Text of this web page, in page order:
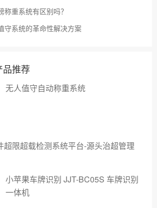
称重系统有区别吗？
守系统的革命性解决方案
推荐
无人值守自动称重系统
超限超载检测系统平台-源头治超管理
小苹果车牌识别 JJT-BC05S 车牌识别
一体机